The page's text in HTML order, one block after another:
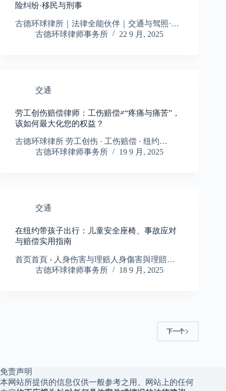
险纠纷·移民与刑事
古德环球律所｜法律全能伙伴｜交通与驾照·…
古德环球律师事务所
22 9 月, 2025
交通
劳工创伤赔偿律师：工伤赔偿≠“疼痛与痛苦”，
该如何最大化您的权益？
古德环球律所 劳工创伤 · 工伤赔偿 · 纽约…
古德环球律师事务所
19 9 月, 2025
交通
在纽约带孩子出行：儿童安全座椅、事故应对
与赔偿实用指南
首页首頁 › 人身伤害与理赔人身傷害與理賠…
古德环球律师事务所
18 9 月, 2025
下一个
免责声明
本网站所提供的信息仅供一般参考之用。网站上的任何